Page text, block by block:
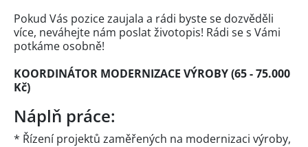
Pokud Vás pozice zaujala a rádi byste se dozvěděli
více, neváhejte nám poslat životopis! Rádi se s Vámi
potkáme osobně!
KOORDINÁTOR MODERNIZACE VÝROBY (65 - 75.000
Kč)
Náplň práce:
* Řízení projektů zaměřených na modernizaci výroby,